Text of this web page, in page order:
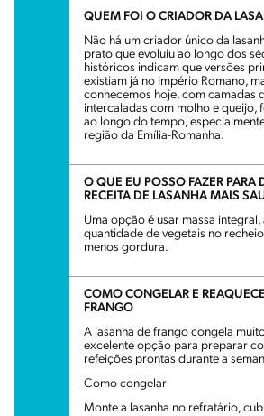
QUEM FOI O CRIADOR DA
Não há um criador único da
prato que evoluiu ao longo dos
históricos indicam que versões
existiam já no Império Romano,
conhecemos hoje, com camadas
intercaladas com molho e queijo,
ao longo do tempo,
região da Emília-Romanha.
O QUE EU POSSO FAZER PARA
RECEITA DE LASANHA MAIS
Uma opção é usar massa integral,
quantidade de vegetais no
menos gordura.
COMO CONGELAR E
FRANGO
A lasanha de frango congela
excelente opção para preparar
refeições prontas durante a
Como congelar
Monte a lasanha no refratário,